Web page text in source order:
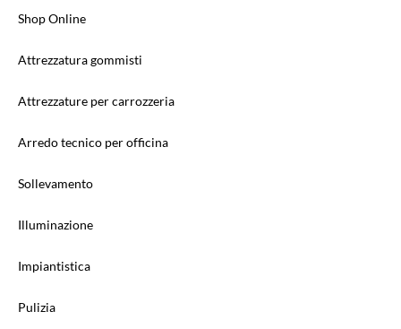
Shop Online
Attrezzatura gommisti
Attrezzature per carrozzeria
Arredo tecnico per officina
Sollevamento
Illuminazione
Impiantistica
Pulizia